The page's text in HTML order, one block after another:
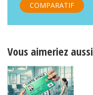
COMPARATIF
Vous aimeriez aussi